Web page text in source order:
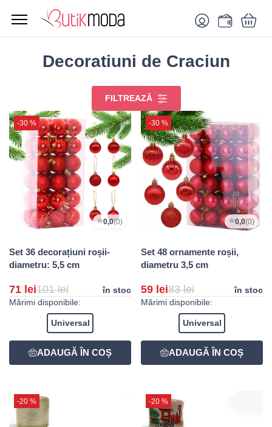
Decoratiuni de Craciun
FILTREAZĂ
-30 %
0,0(0)
Set 36 decorațiuni roșii-
diametru: 5,5 cm
71 lei101 lei
în stoc
Mărimi disponibile:
Universal
-30 %
0,0(0)
Set 48 ornamente roșii,
diametru 3,5 cm
59 lei83 lei
în stoc
Mărimi disponibile:
Universal
-20 % -20 %